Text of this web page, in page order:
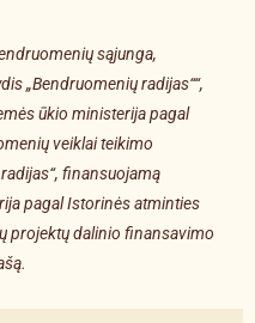
sąjunga,
„Bendruomenių radijas““,
ūkio ministerijapagal
veiklai teikimo
finansuojamą
pagal Istorinės atminties
projektų dalinio finansavimo